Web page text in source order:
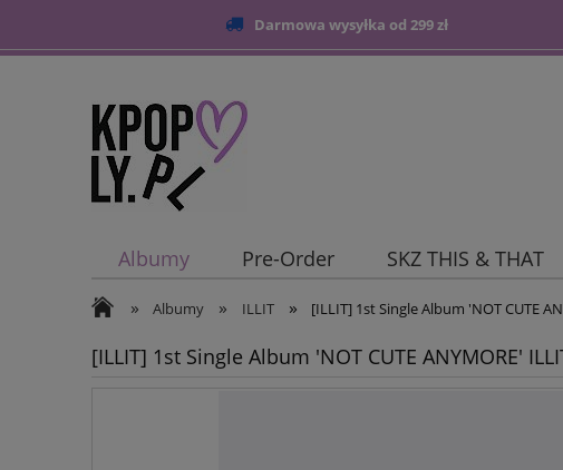
Darmowa wysyłka od 299 zł
Albumy Pre-Order SKZ THIS & THAT
Blog
» Albumy » ILLIT » [ILLIT] 1st Single Album 'NOT CUTE
[ILLIT] 1st Single Album 'NOT CUTE ANYMORE'